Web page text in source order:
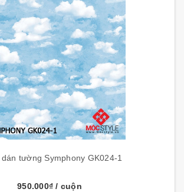
dán tường Symphony GK024-1
950.000₫/ cuộn